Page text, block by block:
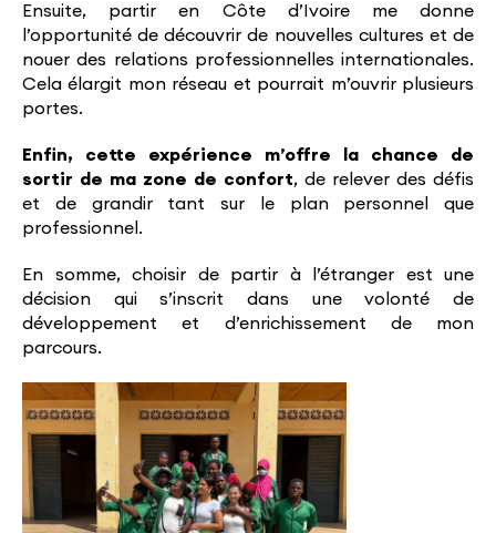
Ensuite, partir en Côte d’Ivoire me donne
l’opportunité de découvrir de nouvelles cultures et de
nouer des relations professionnelles internationales.
Cela élargit mon réseau et pourrait m’ouvrir plusieurs
portes.
Enfin, cette expérience m’offre la chance de
sortir de ma zone de confort, de relever des défis
et de grandir tant sur le plan personnel que
professionnel.
En somme, choisir de partir à l’étranger est une
décision qui s’inscrit dans une volonté de
développement et d’enrichissement de mon
parcours.